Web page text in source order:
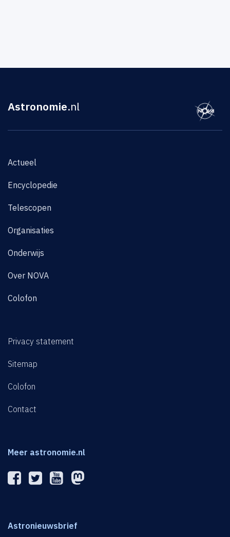
Astronomie.nl
Actueel
Encyclopedie
Telescopen
Organisaties
Onderwijs
Over NOVA
Colofon
Privacy statement
Sitemap
Colofon
Contact
Meer astronomie.nl
Astronieuwsbrief